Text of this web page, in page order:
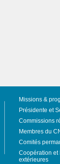
Missions &
Présidente et
Commissions
Membres du
Comités
Coopération et
extérieures